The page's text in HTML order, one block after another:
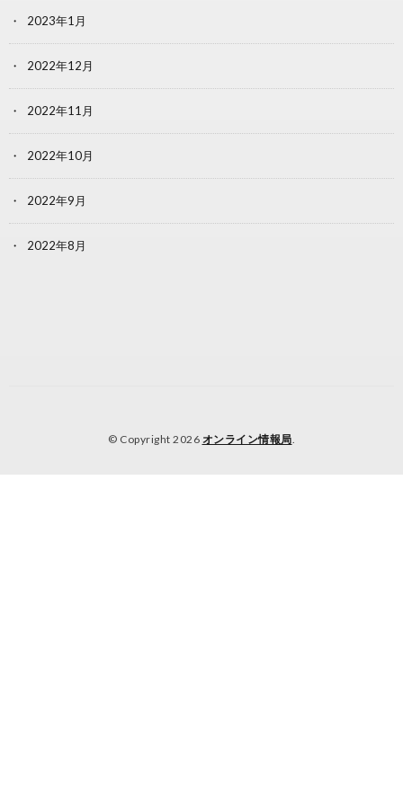
2023年1月
2022年12月
2022年11月
2022年10月
2022年9月
2022年8月
© Copyright 2026 オンライン情報局